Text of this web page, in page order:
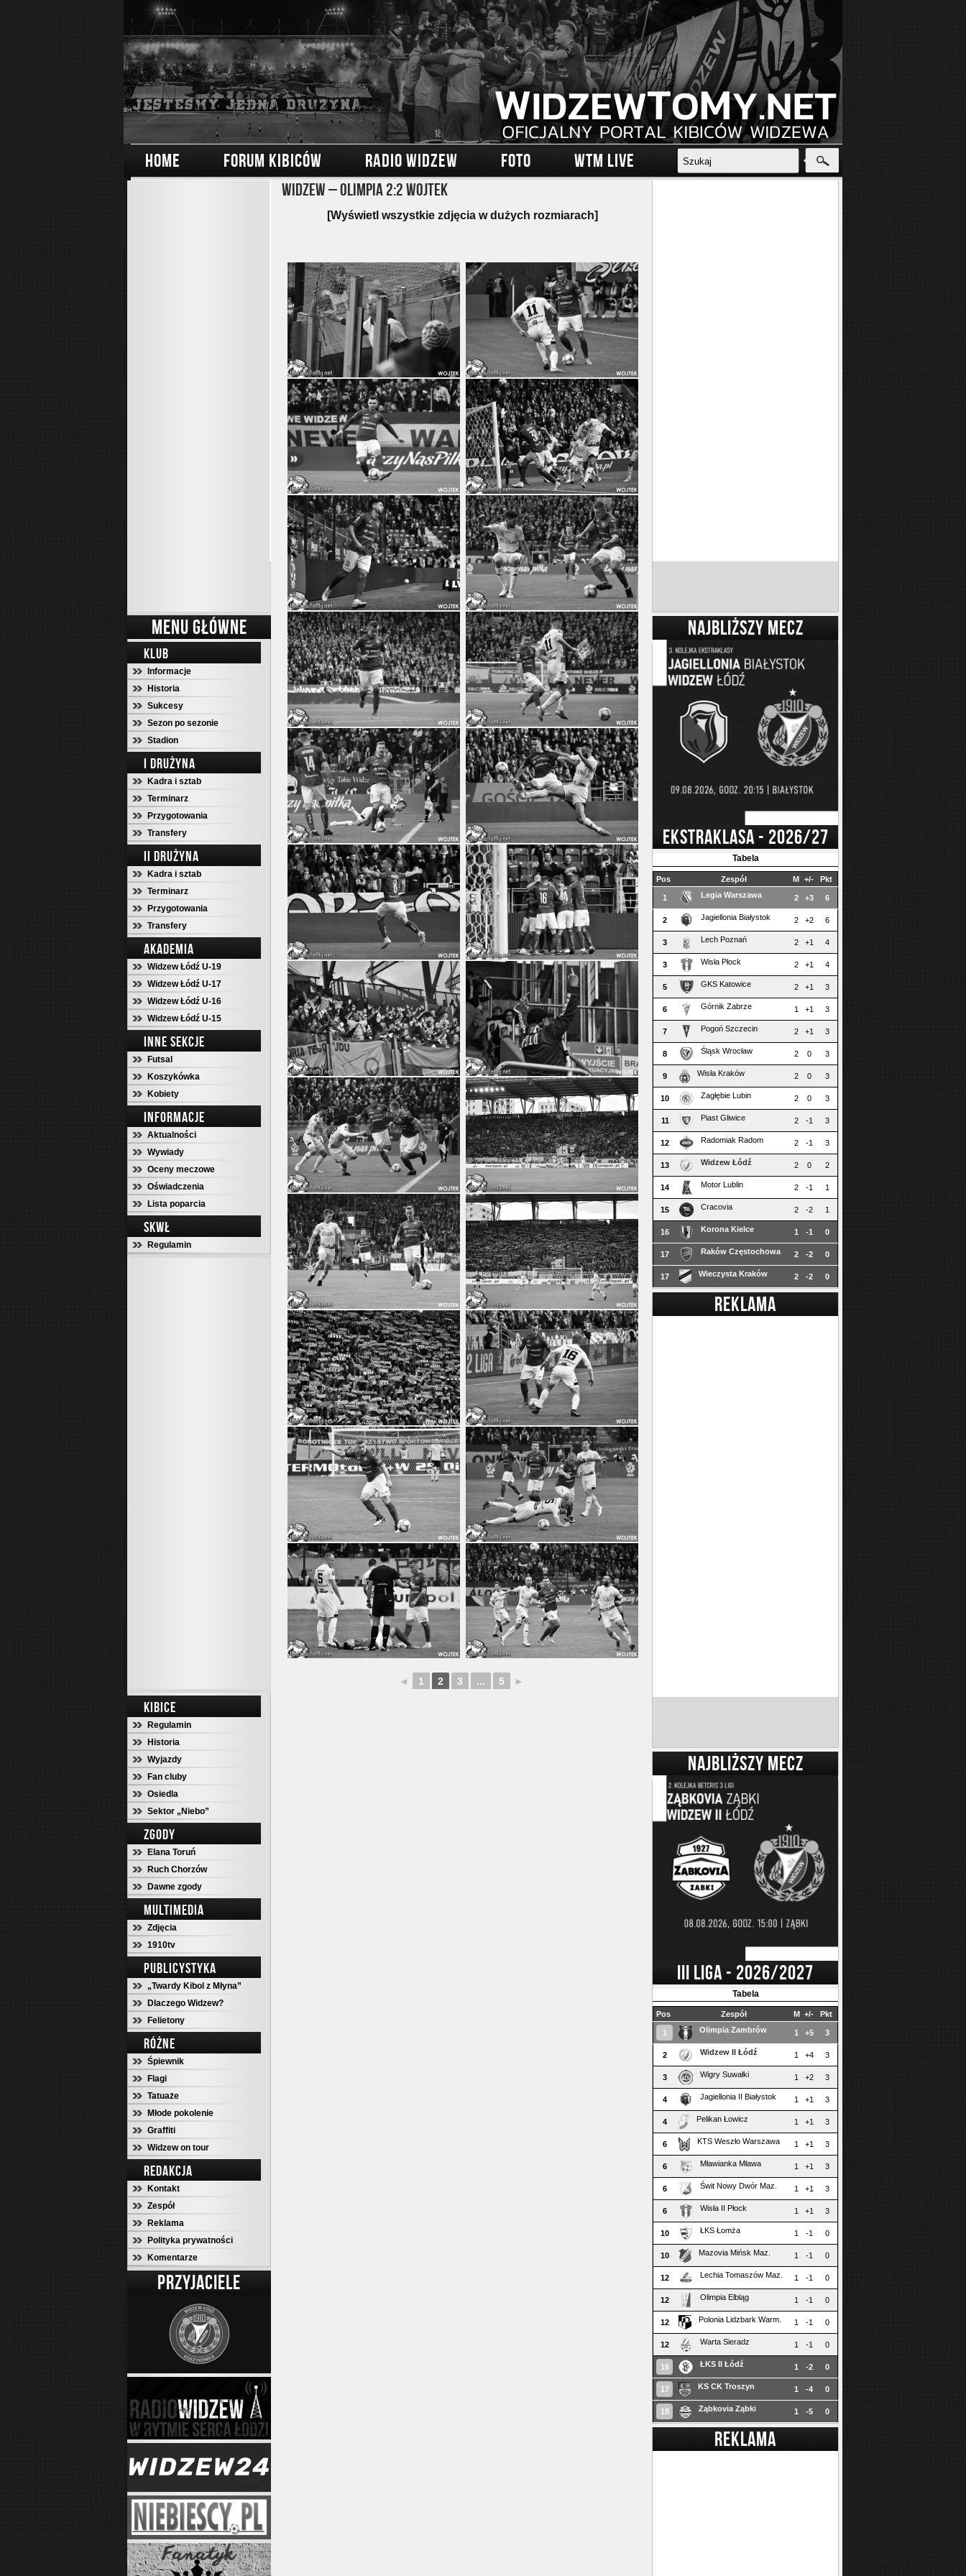
HOME FORUM KIBICÓW RADIO WIDZEW FOTO WTM LIVE
MENU GŁÓWNE
KLUB
Informacje
Historia
Sukcesy
Sezon po sezonie
Stadion
I DRUŻYNA
Kadra i sztab
Terminarz
Przygotowania
Transfery
II DRUŻYNA
Kadra i sztab
Terminarz
Przygotowania
Transfery
AKADEMIA
Widzew Łódź U-19
Widzew Łódź U-17
Widzew Łódź U-16
Widzew Łódź U-15
INNE SEKCJE
Futsal
Koszykówka
Kobiety
INFORMACJE
Aktualności
Wywiady
Oceny meczowe
Oświadczenia
Lista poparcia
SKWŁ
Regulamin
KIBICE
Regulamin
Historia
Wyjazdy
Fan cluby
Osiedla
Sektor „Niebo”
ZGODY
Elana Toruń
Ruch Chorzów
Dawne zgody
MULTIMEDIA
Zdjęcia
1910tv
PUBLICYSTYKA
„Twardy Kibol z Młyna”
Dlaczego Widzew?
Felietony
RÓŻNE
Śpiewnik
Flagi
Tatuaże
Młode pokolenie
Graffiti
Widzew on tour
REDAKCJA
Kontakt
Zespół
Reklama
Polityka prywatności
Komentarze
PRZYJACIELE
Widzew – Olimpia 2:2 Wojtek
[Wyświetl wszystkie zdjęcia w dużych rozmiarach]
◄ 1 2 3 ... 5 ►
NAJBLIŻSZY MECZ
EKSTRAKLASA - 2026/27
Tabela
Pos Zespół M +/- Pkt
1 Legia Warszawa 2 +3 6
2 Jagiellonia Białystok 2 +2 6
3 Lech Poznań 2 +1 4
3 Wisła Płock 2 +1 4
5 GKS Katowice 2 +1 3
6 Górnik Zabrze 1 +1 3
7 Pogoń Szczecin 2 +1 3
8 Śląsk Wrocław 2 0 3
9 Wisła Kraków 2 0 3
10 Zagłębie Lubin 2 0 3
11 Piast Gliwice 2 -1 3
12 Radomiak Radom 2 -1 3
13 Widzew Łódź 2 0 2
14 Motor Lublin 2 -1 1
15 Cracovia 2 -2 1
16 Korona Kielce 1 -1 0
17 Raków Częstochowa 2 -2 0
17 Wieczysta Kraków 2 -2 0
REKLAMA
NAJBLIŻSZY MECZ
III LIGA - 2026/2027
Tabela
Pos Zespół M +/- Pkt
1 Olimpia Zambrów 1 +5 3
2 Widzew II Łódź 1 +4 3
3 Wigry Suwałki 1 +2 3
4 Jagiellonia II Białystok 1 +1 3
4 Pelikan Łowicz 1 +1 3
6 KTS Weszło Warszawa 1 +1 3
6 Mławianka Mława 1 +1 3
6 Świt Nowy Dwór Maz. 1 +1 3
6 Wisła II Płock 1 +1 3
10 ŁKS Łomża 1 -1 0
10 Mazovia Mińsk Maz. 1 -1 0
12 Lechia Tomaszów Maz. 1 -1 0
12 Olimpia Elbląg 1 -1 0
12 Polonia Lidzbark Warm. 1 -1 0
12 Warta Sieradz 1 -1 0
16 ŁKS II Łódź 1 -2 0
17 KS CK Troszyn 1 -4 0
18 Ząbkovia Ząbki 1 -5 0
REKLAMA